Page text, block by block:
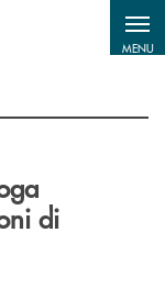
MENU
di